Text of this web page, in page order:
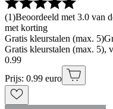
(1)Beoordeeld met 3.0 van
met korting
Gratis kleurstalen (max. 5)
Gratis kleurstalen (max. 5),
0.99
Prijs: 0.99 euro